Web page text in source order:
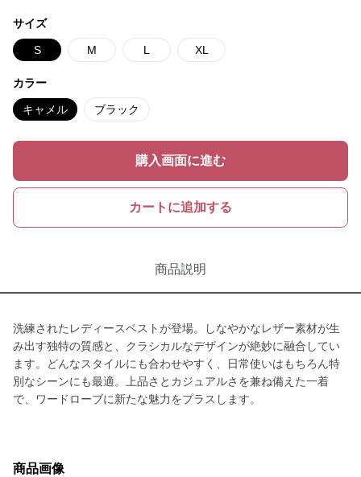
サイズ
S M L XL
カラー
キャメル ブラック
購入画面に進む
カートに追加する
商品説明
洗練されたレディースベストが登場。しなやかなレザー素材が生
み出す独特の質感と、クラシカルなデザインが絶妙に融合してい
ます。どんなスタイルにも合わせやすく、日常使いはもちろん特
別なシーンにも最適。上品さとカジュアルさを兼ね備えた一着
で、ワードローブに新たな魅力をプラスします。
商品画像